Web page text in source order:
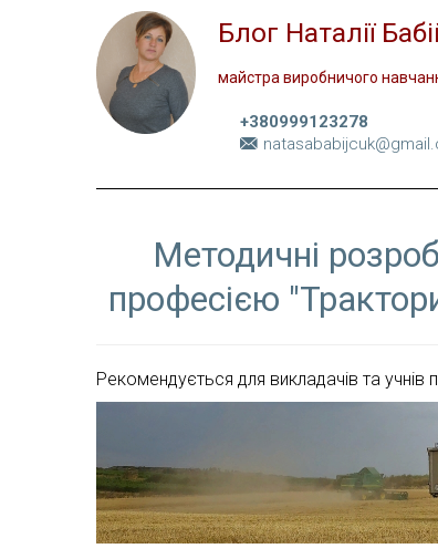
Блог Наталії
майстра виробничого
+380999123278
Методичні
професією
Рекомендується для викладачів та учнів